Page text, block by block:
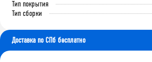
Тип покрытия
Тип сборки
Доставка по СПб бесплатно